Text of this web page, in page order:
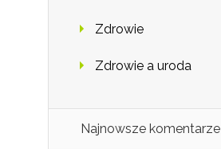
Zdrowie
Zdrowie a uroda
Najnowsze komentarze